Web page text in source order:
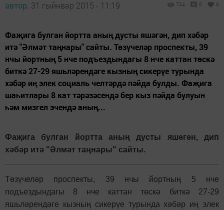
автор, 31 гыйнвар 2015 - 11:19 724 0 0
Фаҗига булган йортта аның дусты яшәгән, дип хәбәр
итә "Әлмәт таңнары" сайты. Төзүчеләр проспекты, 39
нчы йортның 5 нче подъездындагы 8 нче каттан төскә
биткә 27-29 яшьләрендәге кызның сикерүе турында
хәбәр иң элек социаль челтәрдә пәйда булды. Фаҗига
шаһитлары 8 кат тәрәзәсендә бер кыз пәйда булуын
һәм мизгел эчендә аның...
Фаҗига булган йортта аның дусты яшәгән, дип
хәбәр итә "Әлмәт таңнары" сайты.
Төзүчеләр проспекты, 39 нчы йортның 5 нче
подъездындагы 8 нче каттан төскә биткә 27-29
яшьләрендәге кызның сикерүе турында хәбәр иң элек